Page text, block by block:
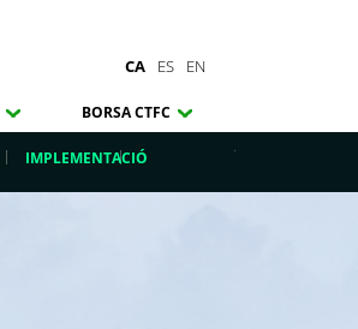
CA ES EN
BORSA CTFC
IMPLEMENTACIÓ